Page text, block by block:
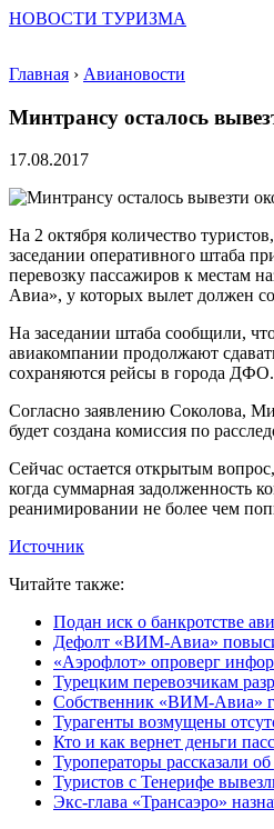
НОВОСТИ ТУРИЗМА
Главная › Авиановости
Минтрансу осталось
17.08.2017
На 2 октября количество
заседании оперативного штаба
перевозку пассажиров к местам
Авиа», у которых вылет должен
На заседании штаба сообщили,
авиакомпании продолжают
сохраняются рейсы в города ДФО.
Согласно заявлению Соколова,
будет создана комиссия по
Сейчас остается открытым
когда суммарная задолженность
реанимировании не более чем
Источник
Читайте также:
Подан иск о банкротстве
Дефолт «ВИМ-Авиа»
«Аэрофлот» опроверг
Турецким перевозчикам
Собственник «ВИМ-Авиа»
Турагенты возмущены
Кто и как вернет деньги
Туроператоры рассказали
Туристов с Тенерифе
Экс-глава «Трансаэро»